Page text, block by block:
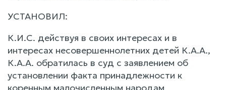
УСТАНОВИЛ:
К.И.С. действуя в своих интересах и в
интересах несовершеннолетних детей К.А.А.,
К.А.А. обратилась в суд с заявлением об
установлении факта принадлежности к
коренным малочисленным народам